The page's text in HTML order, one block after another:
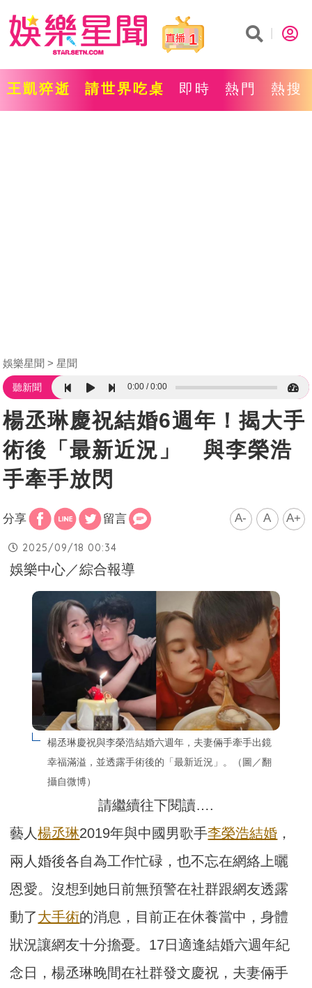
1
王凱猝逝 請世界吃桌 即時 熱門 熱搜
娛樂星聞 星聞
聽新聞 0:00 0:00
楊丞琳慶祝結婚6週年！揭大手
術後「最新近況」 與李榮浩
手牽手放閃
分享 留言 A- A A+
2025/09/18 00:34
娛樂中心／綜合報導
楊丞琳慶祝與李榮浩結婚六週年，夫妻倆手牽手出鏡
幸福滿溢，並透露手術後的「最新近況」。（圖／翻
攝自微博）
請繼續往下閱讀….
藝人楊丞琳2019年與中國男歌手李榮浩結婚 ，
兩人婚後各自為工作忙碌，也不忘在網絡上曬
恩愛。沒想到她日前無預警在社群跟網友透露
動了大手術的消息，目前正在休養當中，身體
狀況讓網友十分擔憂。17日適逢結婚六週年紀
念日，楊丞琳晚間在社群發文慶祝，夫妻倆手